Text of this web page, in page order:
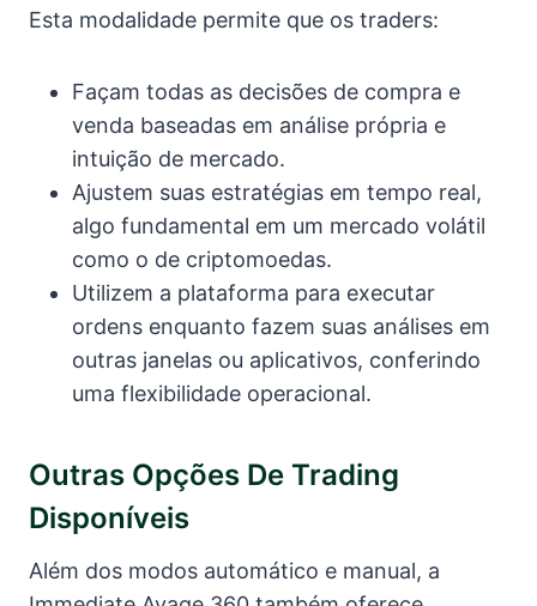
Esta modalidade permite que os traders:
Façam todas as decisões de compra e
venda baseadas em análise própria e
intuição de mercado.
Ajustem suas estratégias em tempo real,
algo fundamental em um mercado volátil
como o de criptomoedas.
Utilizem a plataforma para executar
ordens enquanto fazem suas análises em
outras janelas ou aplicativos, conferindo
uma flexibilidade operacional.
Outras Opções De Trading
Disponíveis
Além dos modos automático e manual, a